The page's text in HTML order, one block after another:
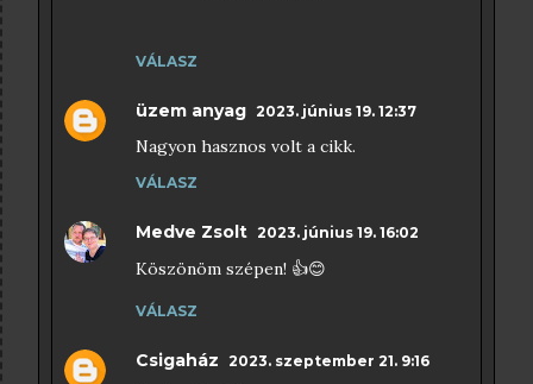
VÁLASZ
üzem anyag 2023. június 19. 12:37
Nagyon hasznos volt a cikk.
VÁLASZ
Medve Zsolt 2023. június 19. 16:02
Köszönöm szépen! 👍😊
VÁLASZ
Csigaház 2023. szeptember 21. 9:16